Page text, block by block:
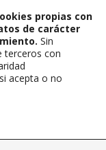
propias con
de carácter
Sin
terceros con
acepta o no